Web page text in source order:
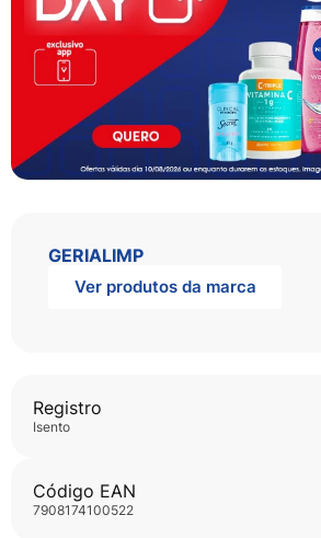
GERIALIMP
Ver produtos da marca
Registro
isento
Código EAN
7908174100522